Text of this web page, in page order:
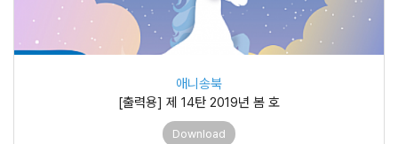
애니송북
[출력용] 제 14탄 2019년 봄 호
Download